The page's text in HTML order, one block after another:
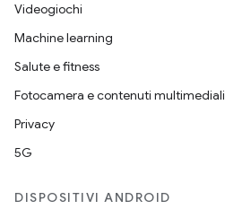
Videogiochi
Machine learning
Salute e fitness
Fotocamera e contenuti multimediali
Privacy
5G
DISPOSITIVI ANDROID